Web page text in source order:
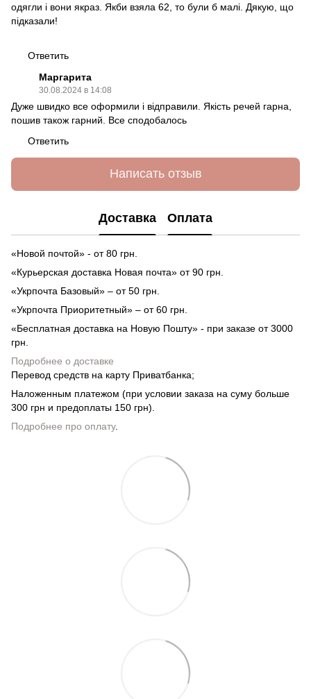
одягли і вони якраз. Якби взяла 62, то були б малі. Дякую, що
підказали!
Ответить
Маргарита
30.08.2024 в 14:08
Дуже швидко все оформили і відправили. Якість речей гарна,
пошив також гарний. Все сподобалось
Ответить
Написать отзыв
Доставка Оплата
«Новой почтой» - от 80 грн.
«Курьерская доставка Новая почта» от 90 грн.
«Укрпочта Базовый» – от 50 грн.
«Укрпочта Приоритетный» – от 60 грн.
«Бесплатная доставка на Новую Пошту» - при заказе от 3000
грн.
Подробнее о доставке
Перевод средств на карту Приватбанка;
Наложенным платежом (при условии заказа на суму больше
300 грн и предоплаты 150 грн).
Подробнее про оплату.